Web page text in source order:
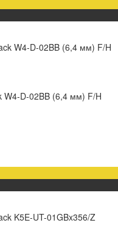
D-02BB (6,4 мм) F/H